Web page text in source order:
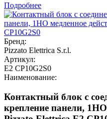
Подробнее
Бренд:
Pizzato Elettrica S.r.l.
Артикул:
E2 CP10G2S0
Наименование:
Контактный блок с
крепление панели, 1НО